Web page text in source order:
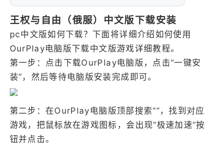
王权与自由（俄服）中文版下载安装
pc中文版如何下载？下面将详细介绍如何使用
OurPlay电脑版下载中文版游戏详细教程。
第一步：点击下载OurPlay电脑版，点击“一键安
装”，然后等待电脑版安装完成即可。
第二步：在OurPlay电脑版顶部搜索“”，找到对应
游戏，把鼠标放在游戏图标，会出现“极速加速”按
钮并点击。